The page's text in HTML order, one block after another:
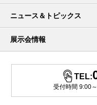
ニュース＆トピックス
展示会情報
TEL:
受付時間 9:00